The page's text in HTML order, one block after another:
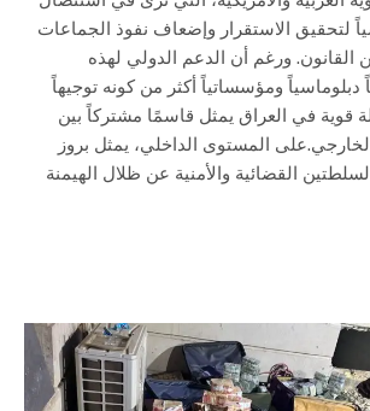
لتحقيق الاستقرار وإضعاف نفوذ الجماعات
القانون. ورغم أن الدعم الدولي لهذه
ومؤسساتياً أكثر من كونه توجيهاً
قوية في العراق يمثل قاسمًا مشتركاً بين
المستوى الداخلي، يمثل بروز
القضائية والأمنية عن ظلال الهيمنة